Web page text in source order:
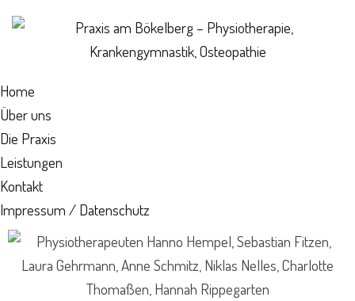
Home
Über uns
Die Praxis
Leistungen
Kontakt
Impressum / Datenschutz